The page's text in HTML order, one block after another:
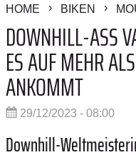
HOME BIKEN
DOWNHILL-ASS
ES AUF MEHR
ANKOMMT
29/12/2023 - 08:00
Downhill-